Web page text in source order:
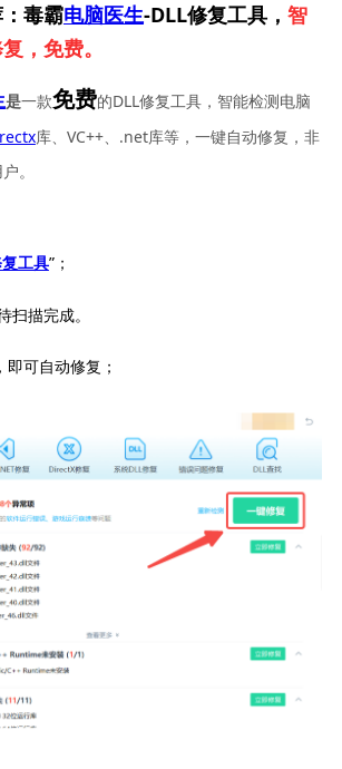
毒霸电脑医生-DLL修复工具， 智
，免费。
是一款免费的DLL修复工具，智能检测电脑
库、VC++、.net库等，一键自动修复，非
。
工具”；
扫描完成。
即可自动修复；